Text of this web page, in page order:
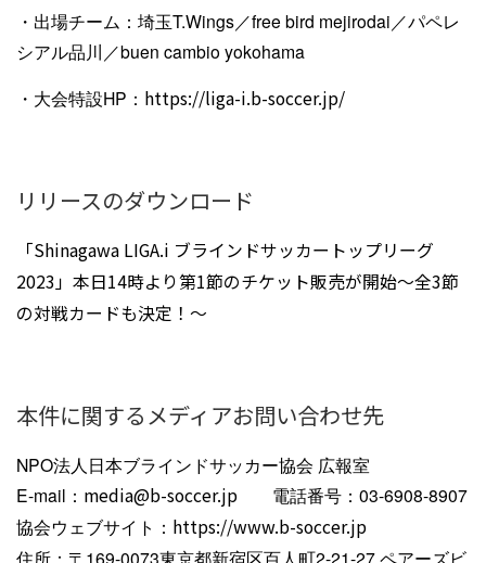
・出場チーム：埼玉T.Wings／free bird mejirodai／パペレ
シアル品川／buen cambio yokohama
・大会特設HP： https://liga-i.b-soccer.jp/
リリースのダウンロード
「Shinagawa LIGA.i ブラインドサッカートップリーグ
2023」本日14時より第1節のチケット販売が開始〜全3節
の対戦カードも決定！〜
本件に関するメディアお問い合わせ先
NPO法人日本ブラインドサッカー協会 広報室
E-mail： media@b-soccer.jp 電話番号：03-6908-8907
協会ウェブサイト： https://www.b-soccer.jp
住所：〒169-0073東京都新宿区百人町2-21-27 ペアーズビ